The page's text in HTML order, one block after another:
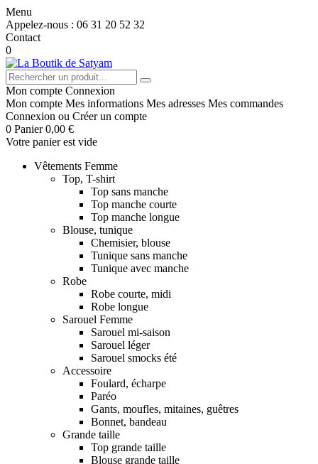
Menu
Appelez-nous : 06 31 20 52 32
Contact
0
Mon compte Connexion
Mon compte Mes informations Mes adresses Mes commandes
Connexion ou Créer un compte
0 Panier 0,00 €
Votre panier est vide
Vêtements Femme
Top, T-shirt
Top sans manche
Top manche courte
Top manche longue
Blouse, tunique
Chemisier, blouse
Tunique sans manche
Tunique avec manche
Robe
Robe courte, midi
Robe longue
Sarouel Femme
Sarouel mi-saison
Sarouel léger
Sarouel smocks été
Accessoire
Foulard, écharpe
Paréo
Gants, moufles, mitaines, guêtres
Bonnet, bandeau
Grande taille
Top grande taille
Blouse grande taille